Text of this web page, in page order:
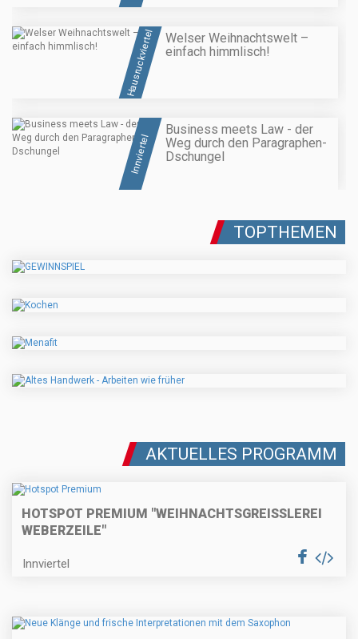
Hausruckviertel
Welser Weihnachtswelt –
einfach himmlisch!
Innviertel
Business meets Law - der
Weg durch den Paragraphen-
Dschungel
TOPTHEMEN
AKTUELLES PROGRAMM
HOTSPOT PREMIUM "WEIHNACHTSGREISSLEREI W
EBERZEILE"
Innviertel